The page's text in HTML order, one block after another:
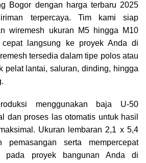
Bogor dengan harga terbaru 2025
terpercaya. Tim kami siap
wiremesh ukuran M5 hingga M10
cepat langsung ke proyek Anda di
tersedia dalam tipe polos atau
pelat lantai, saluran, dinding, hingga
menggunakan baja U-50
dan proses las otomatis untuk hasil
Ukuran lembaran 2,1 x 5,4
pemasangan serta mempercepat
pada proyek bangunan Anda di